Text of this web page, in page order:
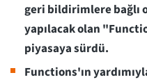
geri bildirimlere bağlı
yapılacak olan
piyasaya sürdü.
Functions'ın